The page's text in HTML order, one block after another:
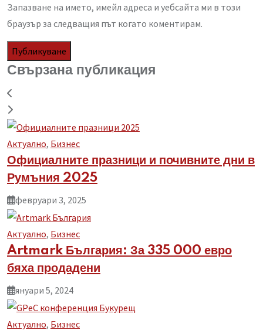
Запазване на името, имейл адреса и уебсайта ми в този
браузър за следващия път когато коментирам.
Свързана публикация
Aктуално, Бизнес
Официалните празници и почивните дни в
Румъния 2025
февруари 3, 2025
Aктуално, Бизнес
Artmark България: За 335 000 евро
бяха продадени
януари 5, 2024
Aктуално, Бизнес